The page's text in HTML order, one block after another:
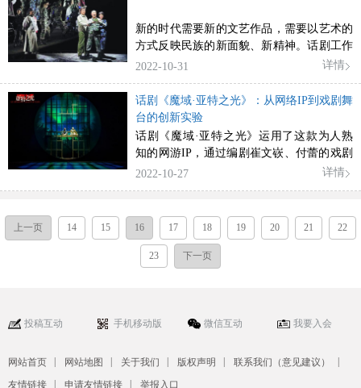
新的时代需要新的文艺作品，需要以艺术的
方式反映民族的新面貌、新精神。话剧工作
者应不忘初心，不负使命，在守正创新的道
2022-10-31 详情
话剧《魔域·亚特之光》：从网络IP到戏剧舞
台的创新实验
话剧《魔域·亚特之光》运用了这款为人熟
知的网游IP，通过编剧崔文嵚、付蕾的戏剧
构思，导演李伯男、韩清的舞台探索，实现
2022-10-27 详情
上一页 14 15 16 17 18 19 20 21 22
23 下一页
投稿互动 手机移动版 微信互动 我要入会
网站首页 网站地图 关于我们 版权声明 联系我们（意见建议）
友情链接 申请友情链接 举报入口